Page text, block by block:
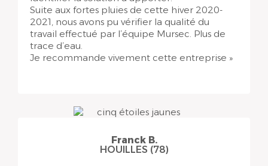
Suite aux fortes pluies de cette hiver 2020-
2021, nous avons pu vérifier la qualité du
travail effectué par l’équipe Mursec. Plus de
trace d’eau.
Je recommande vivement cette entreprise »
Franck B.
HOUILLES (78)